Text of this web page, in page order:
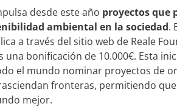
desde este año proyectos que
ambiental en la sociedad.
a través del sitio web de Reale
bonificación de 10.000€. Esta
el mundo nominar proyectos de
fronteras, permitiendo
mejor.